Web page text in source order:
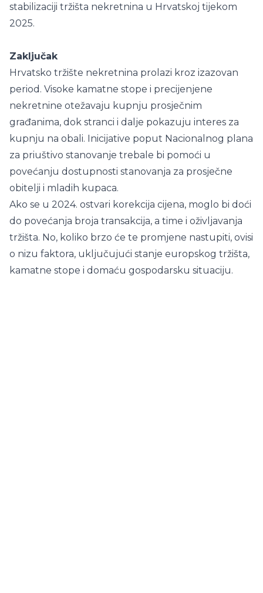
stabilizaciji tržišta nekretnina u Hrvatskoj tijekom
2025.
Zaključak
Hrvatsko tržište nekretnina prolazi kroz izazovan
period. Visoke kamatne stope i precijenjene
nekretnine otežavaju kupnju prosječnim
građanima, dok stranci i dalje pokazuju interes za
kupnju na obali. Inicijative poput Nacionalnog plana
za priuštivo stanovanje trebale bi pomoći u
povećanju dostupnosti stanovanja za prosječne
obitelji i mladih kupaca.
Ako se u 2024. ostvari korekcija cijena, moglo bi doći
do povećanja broja transakcija, a time i oživljavanja
tržišta. No, koliko brzo će te promjene nastupiti, ovisi
o nizu faktora, uključujući stanje europskog tržišta,
kamatne stope i domaću gospodarsku situaciju.